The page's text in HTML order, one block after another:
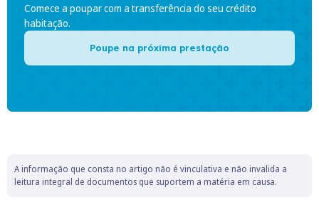
Comece a poupar com a transferência do seu crédito
habitação.
Poupe na próxima prestação
A informação que consta no artigo não é vinculativa e não invalida a
leitura integral de documentos que suportem a matéria em causa.